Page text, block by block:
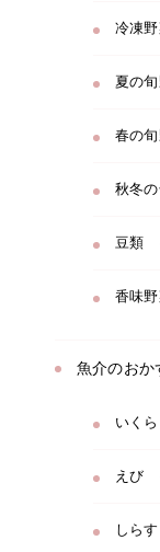
冷凍
夏の
春の
秋冬
豆類
香味
魚介のおか
いくら
えび
しらす